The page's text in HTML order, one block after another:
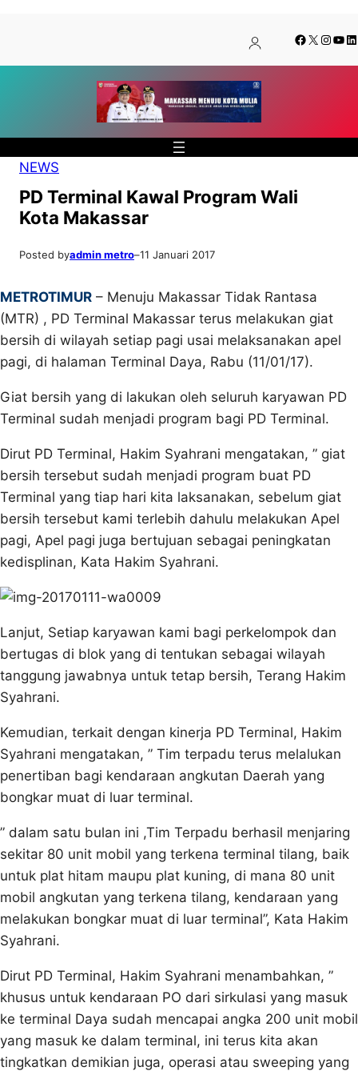
konten
content
Facebook
X
NEWS
PD Terminal Kawal Program Wali
Kota Makassar
Posted byadmin metro–11 Januari 2017
METROTIMUR – Menuju Makassar Tidak Rantasa
(MTR) , PD Terminal Makassar terus melakukan giat
bersih di wilayah setiap pagi usai melaksanakan apel
pagi, di halaman Terminal Daya, Rabu (11/01/17).
Giat bersih yang di lakukan oleh seluruh karyawan PD
Terminal sudah menjadi program bagi PD Terminal.
Dirut PD Terminal, Hakim Syahrani mengatakan, ” giat
bersih tersebut sudah menjadi program buat PD
Terminal yang tiap hari kita laksanakan, sebelum giat
bersih tersebut kami terlebih dahulu melakukan Apel
pagi, Apel pagi juga bertujuan sebagai peningkatan
kedisplinan, Kata Hakim Syahrani.
Lanjut, Setiap karyawan kami bagi perkelompok dan
bertugas di blok yang di tentukan sebagai wilayah
tanggung jawabnya untuk tetap bersih, Terang Hakim
Syahrani.
Kemudian, terkait dengan kinerja PD Terminal, Hakim
Syahrani mengatakan, ” Tim terpadu terus melalukan
penertiban bagi kendaraan angkutan Daerah yang
bongkar muat di luar terminal.
” dalam satu bulan ini ,Tim Terpadu berhasil menjaring
sekitar 80 unit mobil yang terkena terminal tilang, baik
untuk plat hitam maupu plat kuning, di mana 80 unit
mobil angkutan yang terkena tilang, kendaraan yang
melakukan bongkar muat di luar terminal”, Kata Hakim
Syahrani.
Dirut PD Terminal, Hakim Syahrani menambahkan, ”
khusus untuk kendaraan PO dari sirkulasi yang masuk
ke terminal Daya sudah mencapai angka 200 unit mobil
yang masuk ke dalam terminal, ini terus kita akan
tingkatkan demikian juga, operasi atau sweeping yang